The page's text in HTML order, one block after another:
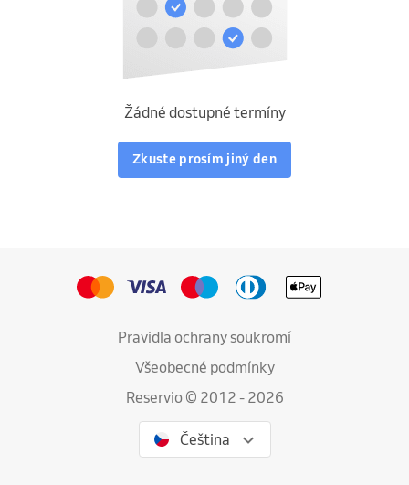
Žádné dostupné termíny
Zkuste prosím jiný den
Pravidla ochrany soukromí
Všeobecné podmínky
Reservio © 2012 - 2026
Čeština